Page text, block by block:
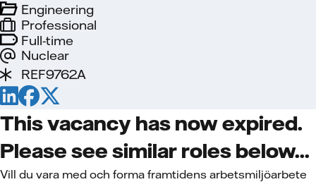
Full-time
Nuclear
Engineering
Professional
REF9762A
This vacancy has now expired.
Please see similar roles below...
Vill du vara med och forma framtidens arbetsmiljöarbete